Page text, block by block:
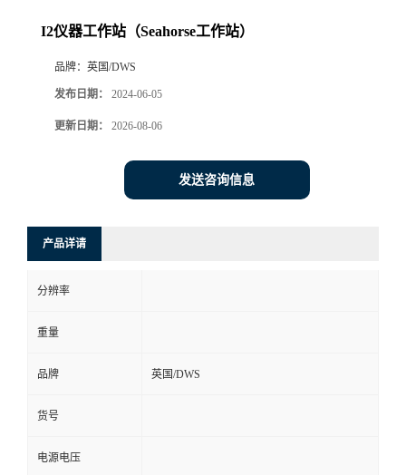
I2仪器工作站（Seahorse工作站）
品牌： 英国/DWS
发布日期： 2024-06-05
更新日期： 2026-08-06
发送咨询信息
产品详请
分辨率
重量
品牌 英国/DWS
货号
电源电压